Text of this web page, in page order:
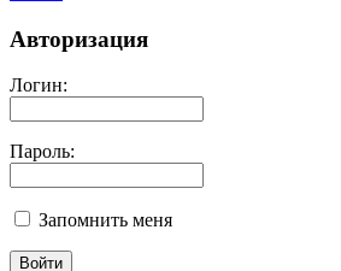
Авторизация
Логин:
Пароль:
Запомнить меня